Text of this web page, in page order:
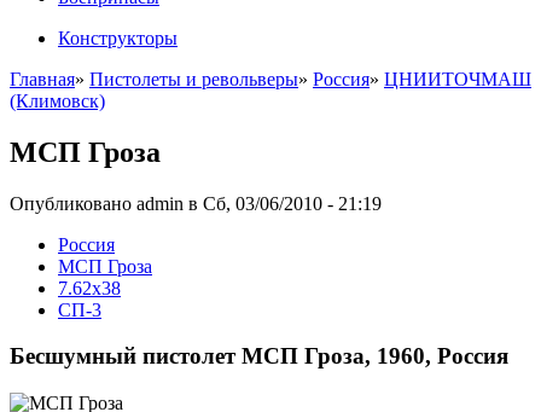
Конструкторы
Главная» Пистолеты и револьверы» Россия» ЦНИИТОЧМАШ
(Климовск)
МСП Гроза
Опубликовано admin в Сб, 03/06/2010 - 21:19
Росcия
МСП Гроза
7.62x38
СП-3
Бесшумный пистолет МСП Гроза, 1960, Россия